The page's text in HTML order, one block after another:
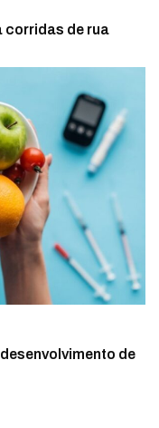
corridas de rua
de